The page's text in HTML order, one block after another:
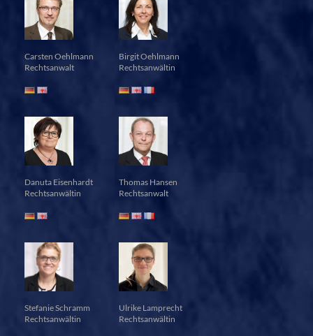
Carsten Oehlmann
Rechtsanwalt
Birgit Oehlmann
Rechtsanwältin
Danuta Eisenhardt
Rechtsanwältin
Thomas Hansen
Rechtsanwalt
Stefanie Schramm
Rechtsanwältin
Ulrike Lamprecht
Rechtsanwältin